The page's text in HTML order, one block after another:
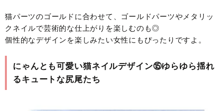
猫パーツのゴールドに合わせて、ゴールドパーツやメタリッ
クネイルで芸術的な仕上がりを楽しむのも◎
個性的なデザインを楽しみたい女性にもぴったりですよ。
にゃんとも可愛い猫ネイルデザイン⑮ゆらゆら揺れ
るキュートな尻尾たち